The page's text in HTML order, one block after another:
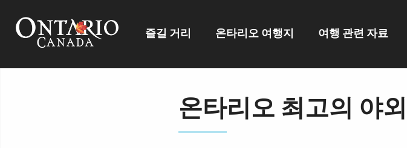
즐길 거리 온타리오 여행지 여행 관련 자료
온타리오 최고의 야